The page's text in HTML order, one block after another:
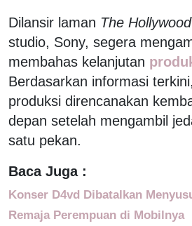
Dilansir laman The
studio, Sony, segera
membahas kelanjutan
Berdasarkan informasi
produksi direncanakan
depan setelah mengambil
satu pekan.
Baca Juga :
Konser D4vd Dibatalkan
Remaja Perempuan di Mobilnya